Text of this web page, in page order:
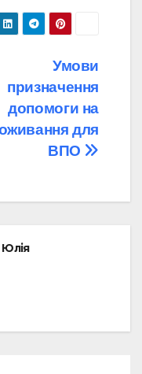
Умови
призначення
допомоги на
для
ВПО